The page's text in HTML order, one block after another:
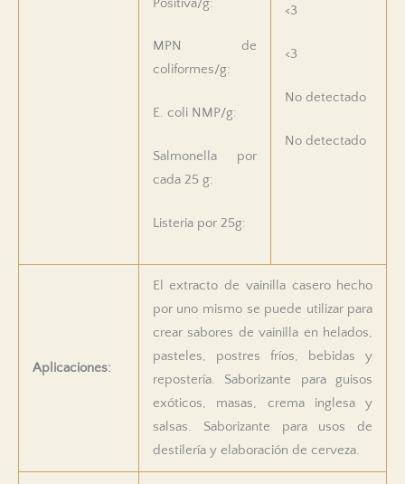
Positiva/g:
MPN de
coliformes/g:
E. coli NMP/g:
Salmonella por
cada 25 g:
Listeria por 25g:
<3
<3
No detectado
No detectado
Aplicaciones:
El extracto de vainilla casero hecho
por uno mismo se puede utilizar para
crear sabores de vainilla en helados,
pasteles, postres fríos, bebidas y
repostería. Saborizante para guisos
exóticos, masas, crema inglesa y
salsas. Saborizante para usos de
destilería y elaboración de cerveza.